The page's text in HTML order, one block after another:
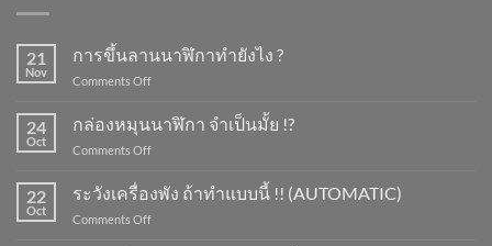
21
Nov
การขึ้นลานนาฬิกาทำยังไง ?
Comments Offon
ลาน
นาฬิกา
ยัง
24
Oct
กล่องหมุนนาฬิกา จำเป็นมั้ย !?
Comments Offon
หมุน
นาฬิกา
จำเป็น
22
Oct
ระวังเครื่องพัง ถ้าทำแบบนี้ !! (AUTOMATIC)
Comments Offon